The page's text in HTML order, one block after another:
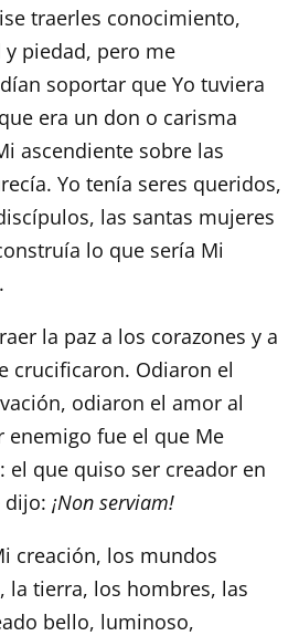
traerles conocimiento,
piedad, pero me
soportar que Yo tuviera
era un don o carisma
ascendiente sobre las
Yo tenía seres queridos,
las santas mujeres
lo que sería Mi
la paz a los corazones y a
crucificaron. Odiaron el
odiaron el amor al
fue el que Me
el que quiso ser creador en
dijo: ¡Non serviam!
creación, los mundos
la tierra, los hombres, las
bello, luminoso,